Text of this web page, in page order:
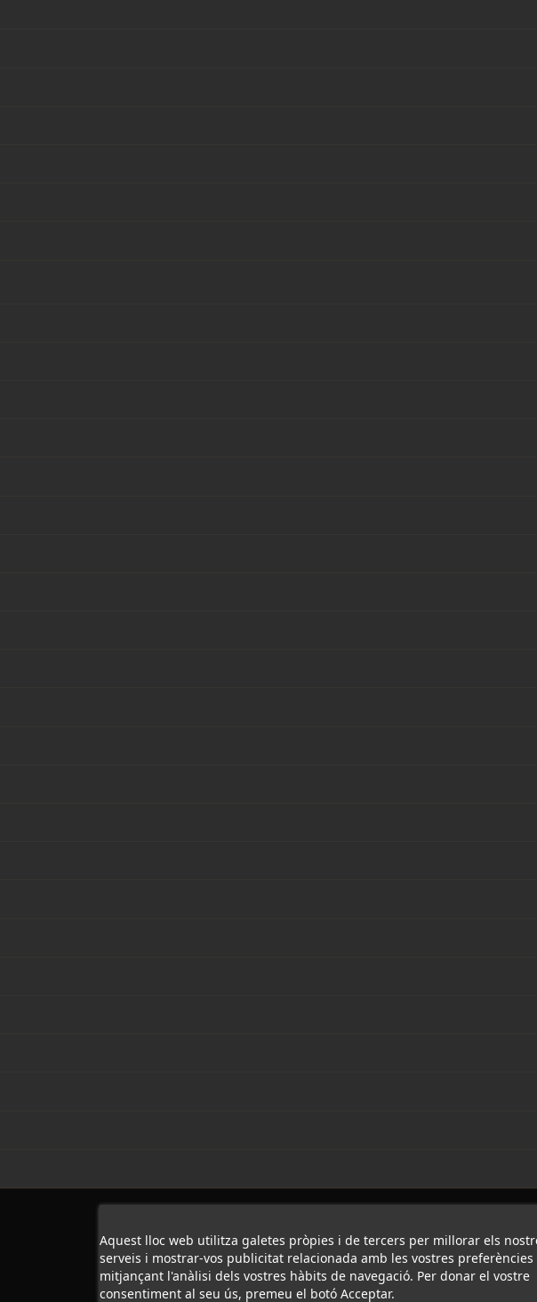
Aquest lloc web utilitza galetes pròpies i de tercers per millorar els
serveis i mostrar-vos publicitat relacionada amb les vostres preferències
mitjançant l'anàlisi dels vostres hàbits de navegació. Per donar el vostre
consentiment al seu ús, premeu el botó Acceptar.